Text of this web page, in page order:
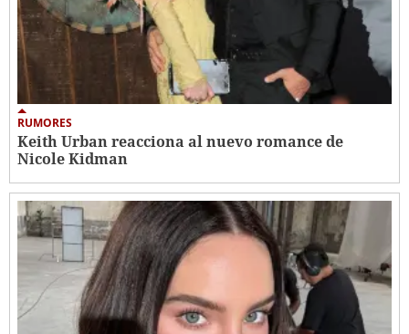
RUMORES
Keith Urban reacciona al nuevo romance de
Nicole Kidman